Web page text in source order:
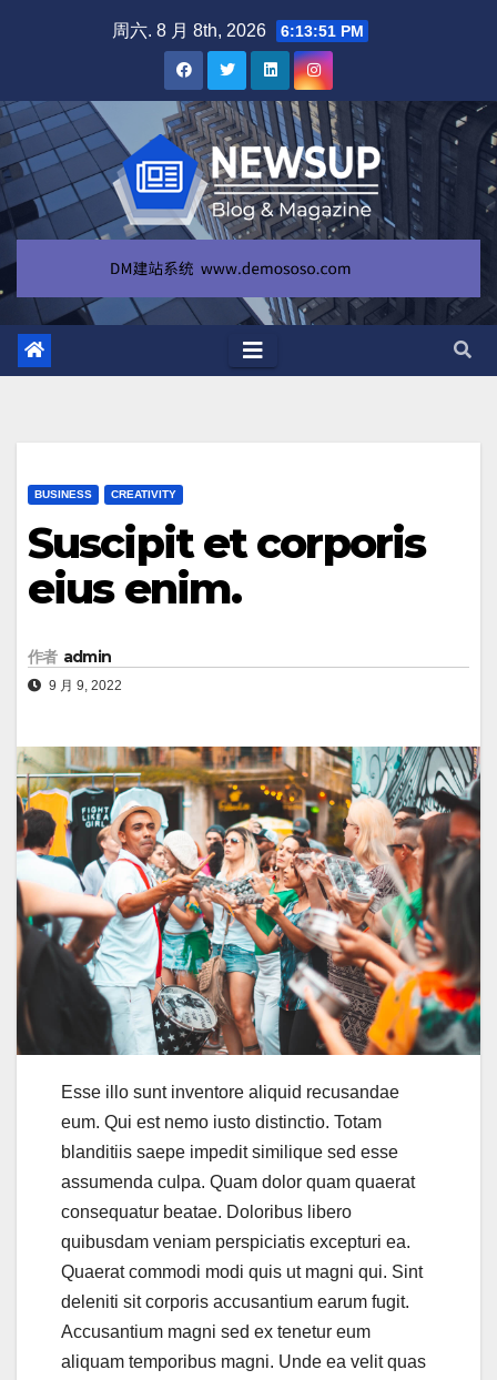
容
周六. 8 月 8th, 2026 6:13:51 PM
BUSINESS CREATIVITY
Suscipit et corporis
eius enim.
作者 admin
9 月 9, 2022
Esse illo sunt inventore aliquid recusandae
eum. Qui est nemo iusto distinctio. Totam
blanditiis saepe impedit similique sed esse
assumenda culpa. Quam dolor quam quaerat
consequatur beatae. Doloribus libero
quibusdam veniam perspiciatis excepturi ea.
Quaerat commodi modi quis ut magni qui. Sint
deleniti sit corporis accusantium earum fugit.
Accusantium magni sed ex tenetur eum
aliquam temporibus magni. Unde ea velit quas